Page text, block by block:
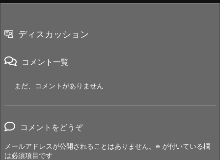
ディスカッション
コメント一覧
まだ、コメントがありません
コメントをどうぞ
メールアドレスが公開されることはありません。 ※ が付いている欄
は必須項目です